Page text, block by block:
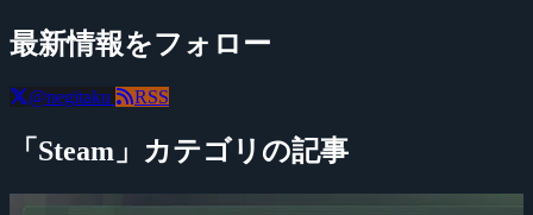
最新情報をフォロー
@negitaku RSS
「Steam」カテゴリの記事